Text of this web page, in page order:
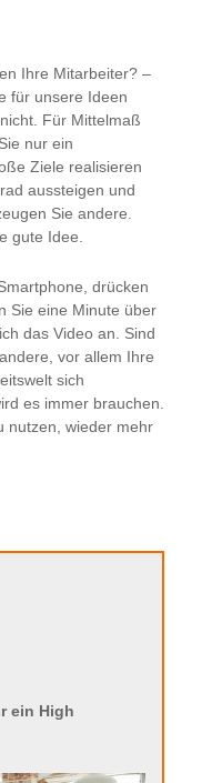
Ihre Mitarbeiter? –
für unsere Ideen
Für Mittelmaß
nur ein
Ziele realisieren
aussteigen und
Sie andere.
gute Idee.
drücken
Sie eine Minute über
das Video an. Sind
vor allem Ihre
sich
es immer brauchen.
nutzen, wieder mehr
ein High